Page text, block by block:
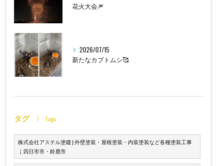
花火大会🎆
2026/07/15
新たなカブトムシ🥰
タグ Tags
株式会社アステル塗建 | 外壁塗装・屋根塗装・内装塗装など各種塗装工事
｜四日市市・鈴鹿市